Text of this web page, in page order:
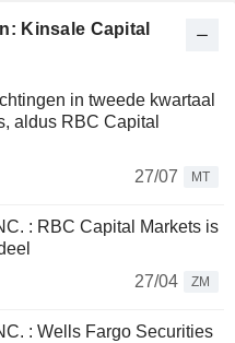
Kinsale Capital
in tweede kwartaal
aldus RBC Capital
27/07
MT
: RBC Capital Markets is
27/04
ZM
: Wells Fargo Securities